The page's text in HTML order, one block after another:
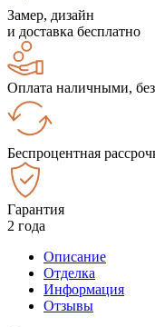
Замер, дизайн
и доставка бесплатно
Оплата наличными,
Беспроцентная
Гарантия
2 года
Описание
Отделка
Информация
Отзывы